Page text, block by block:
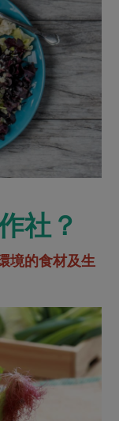
社？
境的食材及生